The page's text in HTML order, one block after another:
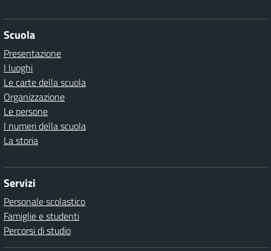
Scuola
Presentazione
I luoghi
Le carte della scuola
Organizzazione
Le persone
I numeri della scuola
La storia
Servizi
Personale scolastico
Famiglie e studenti
Percorsi di studio